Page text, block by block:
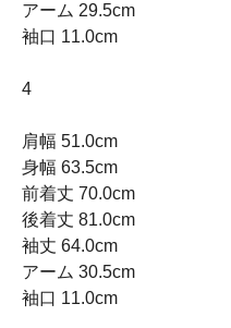
アーム 29.5cm
袖口 11.0cm
4
肩幅 51.0cm
身幅 63.5cm
前着丈 70.0cm
後着丈 81.0cm
袖丈 64.0cm
アーム 30.5cm
袖口 11.0cm